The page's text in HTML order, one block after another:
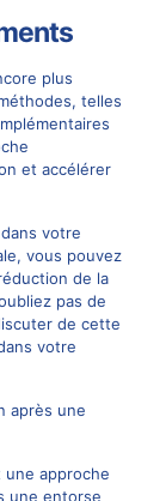
plus
telles
et accélérer
dans votre
vous pouvez
de la
pas de
de cette
votre
après une
une approche
une entorse